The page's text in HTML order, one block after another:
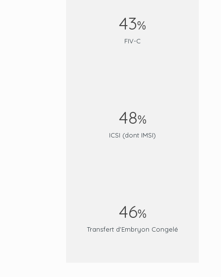
43%
FIV-C
48%
ICSI (dont IMSI)
46%
Transfert d'Embryon Congelé